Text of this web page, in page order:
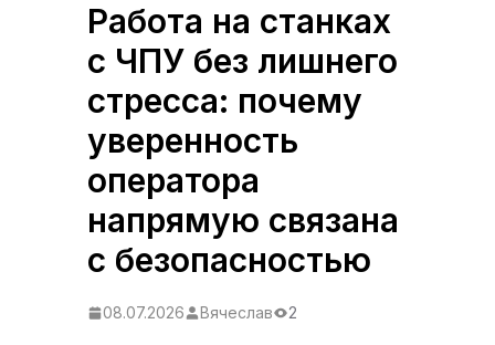
Работа на станках
с ЧПУ без лишнего
стресса: почему
уверенность
оператора
напрямую связана
с безопасностью
08.07.2026 Вячеслав 2